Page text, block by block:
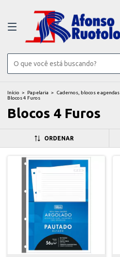
Início > Papelaria > Cadernos, blocos e agendas
Blocos 4 Furos
Blocos 4 Furos
ORDENAR